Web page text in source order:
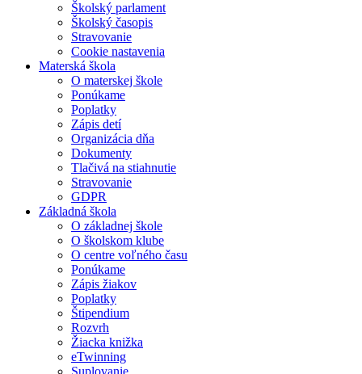
Školský parlament
Školský časopis
Stravovanie
Cookie nastavenia
Materská škola
O materskej škole
Ponúkame
Poplatky
Zápis detí
Organizácia dňa
Dokumenty
Tlačivá na stiahnutie
Stravovanie
GDPR
Základná škola
O základnej škole
O školskom klube
O centre voľného času
Ponúkame
Zápis žiakov
Poplatky
Štipendium
Rozvrh
Žiacka knižka
eTwinning
Suplovanie